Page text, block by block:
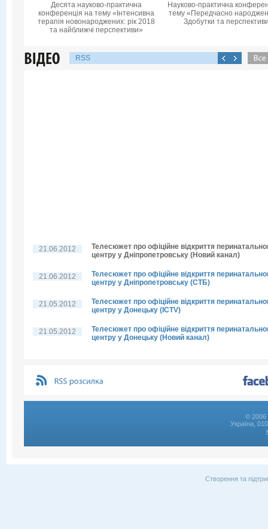
Десята науково-практична
конференцiя на тему «Інтенсивна
терапія новонароджених: рік 2018
та найближчі перспективи»
Науково-практична
тему «Передчасно
Здобутки та
RSS
21.06.2012
Телесюжет про офіційне відкриття
центру у Дніпропетровську (Новий канал)
21.06.2012
Телесюжет про офіційне відкриття
центру у Дніпропетровську (СТБ)
21.05.2012
Телесюжет про офіційне відкриття
центру у Донецьку (ICTV)
21.05.2012
Телесюжет про офіційне відкриття
центру у Донецьку (Новий канал)
© 2006
Україна,
Створення та